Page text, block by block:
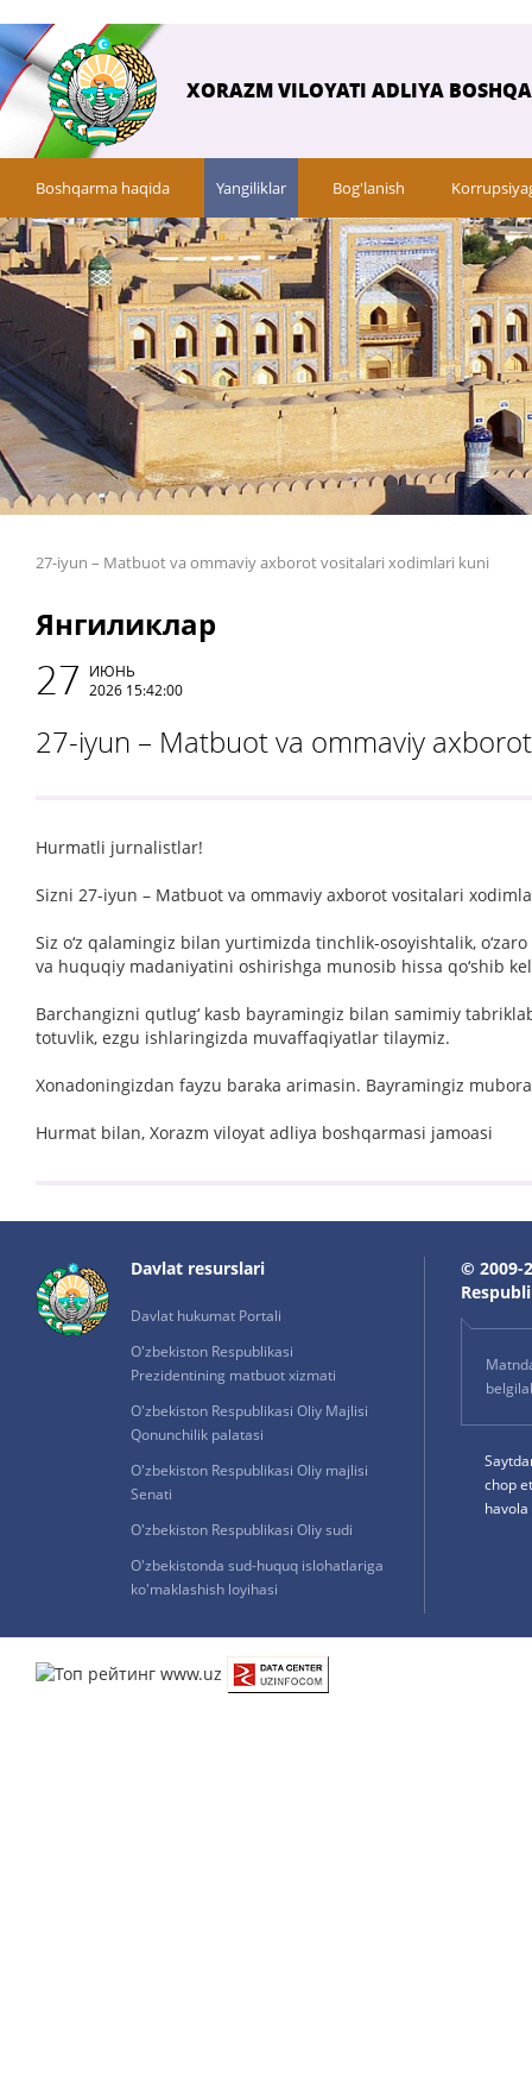
XORAZM VILOYATI ADLIYA
Boshqarma haqida Yangiliklar Bog'lanish
27-iyun – Matbuot va ommaviy axborot vositalari xodimlari kuni
Янгиликлар
27 ИЮНЬ
2026 15:42:00
27-iyun – Matbuot va ommaviy
Hurmatli jurnalistlar!
Sizni 27-iyun – Matbuot va ommaviy axborot vositalari
Siz o‘z qalamingiz bilan yurtimizda tinchlik-osoyishtalik,
va huquqiy madaniyatini oshirishga munosib hissa qo‘shib
Barchangizni qutlug‘ kasb bayramingiz bilan samimiy
totuvlik, ezgu ishlaringizda muvaffaqiyatlar tilaymiz.
Xonadoningizdan fayzu baraka arimasin. Bayramingiz
Hurmat bilan, Xorazm viloyat adliya boshqarmasi jamoasi
Davlat resurslari
Davlat hukumat Portali
O'zbekiston Respublikasi
Prezidentining matbuot xizmati
O'zbekiston Respublikasi Oliy Majlisi
Qonunchilik palatasi
O'zbekiston Respublikasi Oliy majlisi
Senati
O'zbekiston Respublikasi Oliy sudi
O'zbekistonda sud-huquq islohatlariga
ko'maklashish loyihasi
© 2009-
chop